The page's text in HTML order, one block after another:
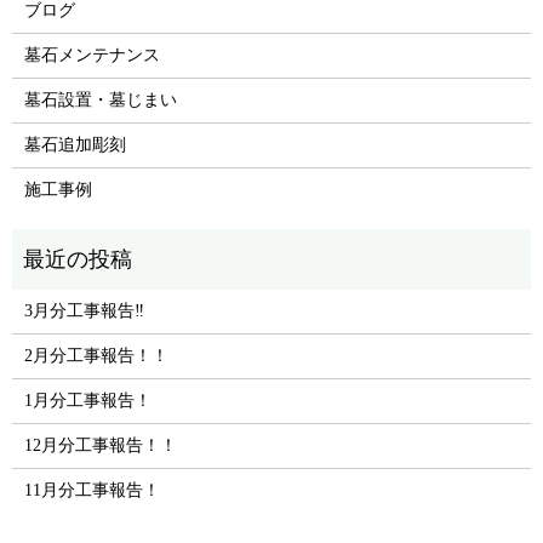
ブログ
墓石メンテナンス
墓石設置・墓じまい
墓石追加彫刻
施工事例
3月分工事報告‼
2月分工事報告！！
1月分工事報告！
12月分工事報告！！
11月分工事報告！